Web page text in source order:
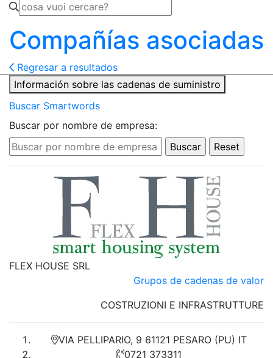
Compañías asociadas
Regresar a resultados
Información sobre las cadenas de suministro
Buscar Smartwords
Buscar por nombre de empresa:
FLEX HOUSE SRL
Grupos de cadenas de valor
COSTRUZIONI E INFRASTRUTTURE
VIA PELLIPARIO, 9 61121 PESARO (PU) IT
0721 373311